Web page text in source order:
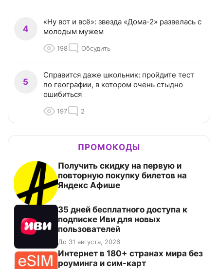
4
«Ну вот и всё»: звезда «Дома-2» развелась с
молодым мужем
198 Обсудить
5
Справится даже школьник: пройдите тест
по географии, в котором очень стыдно
ошибиться
197 2
ПРОМОКОДЫ
Получить скидку на первую и
повторную покупку билетов на
Яндекс Афише
35 дней бесплатного доступа к
подписке Иви для новых
пользователей
До 31 августа, 2026
Интернет в 180+ странах мира без
роуминга и сим-карт